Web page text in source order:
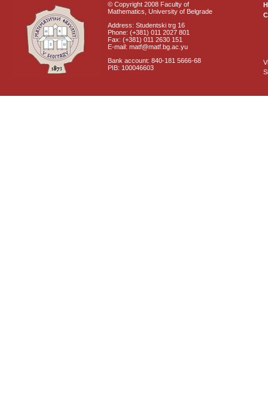
© Copyright 2008 Faculty of
Mathematics, University of Belgrade
Address: Studentski trg 16
Phone: (+381) 011 2027 801
Fax: (+381) 011 2630 151
E-mail: matf@matf.bg.ac.yu
Bank account: 840-181 5666-68
PIB: 100046603